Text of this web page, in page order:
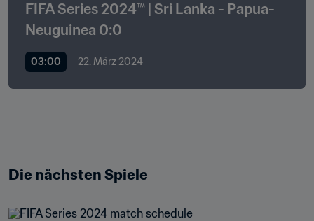
FIFA Series 2024™ | Sri Lanka - Papua-
Neuguinea 0:0
03:00 22. März 2024
Die nächsten Spiele